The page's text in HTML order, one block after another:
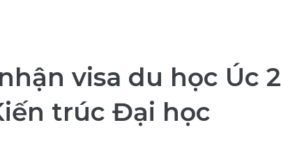
visa du học Úc 2
trúc Đại học